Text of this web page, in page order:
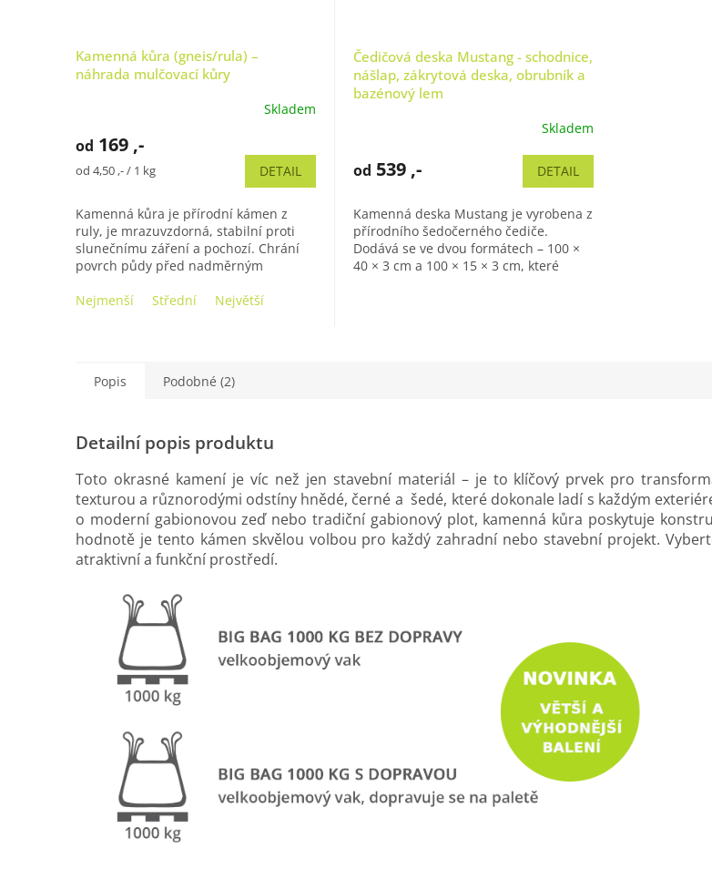
Kamenná kůra (gneis/rula) –
náhrada mulčovací kůry
produktu
4,9
5
hvězdiček.
Skladem
od 169 ,-
Měrná
od 4,50 ,- / 1 kg DETAIL
Kamenná kůra je přírodní kámen z
ruly, je mrazuvzdorná, stabilní proti
slunečnímu záření a pochozí. Chrání
povrch půdy před nadměrným
krásný...
Nejmenší Střední Největší
Čedičová deska Mustang - schodnice,
nášlap, zákrytová deska, obrubník a
bazénový lem
produktu
z
5
hvězdiček.
Skladem
od 539 ,- DETAIL
Kamenná deska Mustang je vyrobena z
přírodního šedočerného čediče.
Dodává se ve dvou formátech – 100 ×
40 × 3 cm a 100 × 15 × 3 cm, které
Popis Podobné (2)
Detailní popis produktu
Toto okrasné kamení je víc než jen stavební materiál – je to klíčový prvek pro
texturou a různorodými odstíny hnědé, černé a šedé, které dokonale ladí s každým
o moderní gabionovou zeď nebo tradiční gabionový plot, kamenná kůra poskytuje
hodnotě je tento kámen skvělou volbou pro každý zahradní nebo stavební projekt.
atraktivní a funkční prostředí.